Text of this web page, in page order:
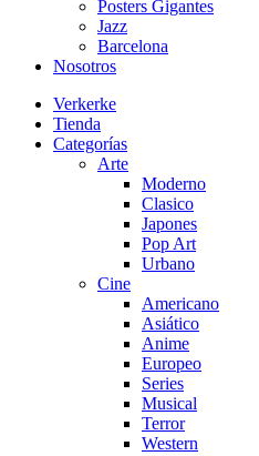
Posters Gigantes
Jazz
Barcelona
Nosotros
Verkerke
Tienda
Categorías
Arte
Moderno
Clasico
Japones
Pop Art
Urbano
Cine
Americano
Asiático
Anime
Europeo
Series
Musical
Terror
Western